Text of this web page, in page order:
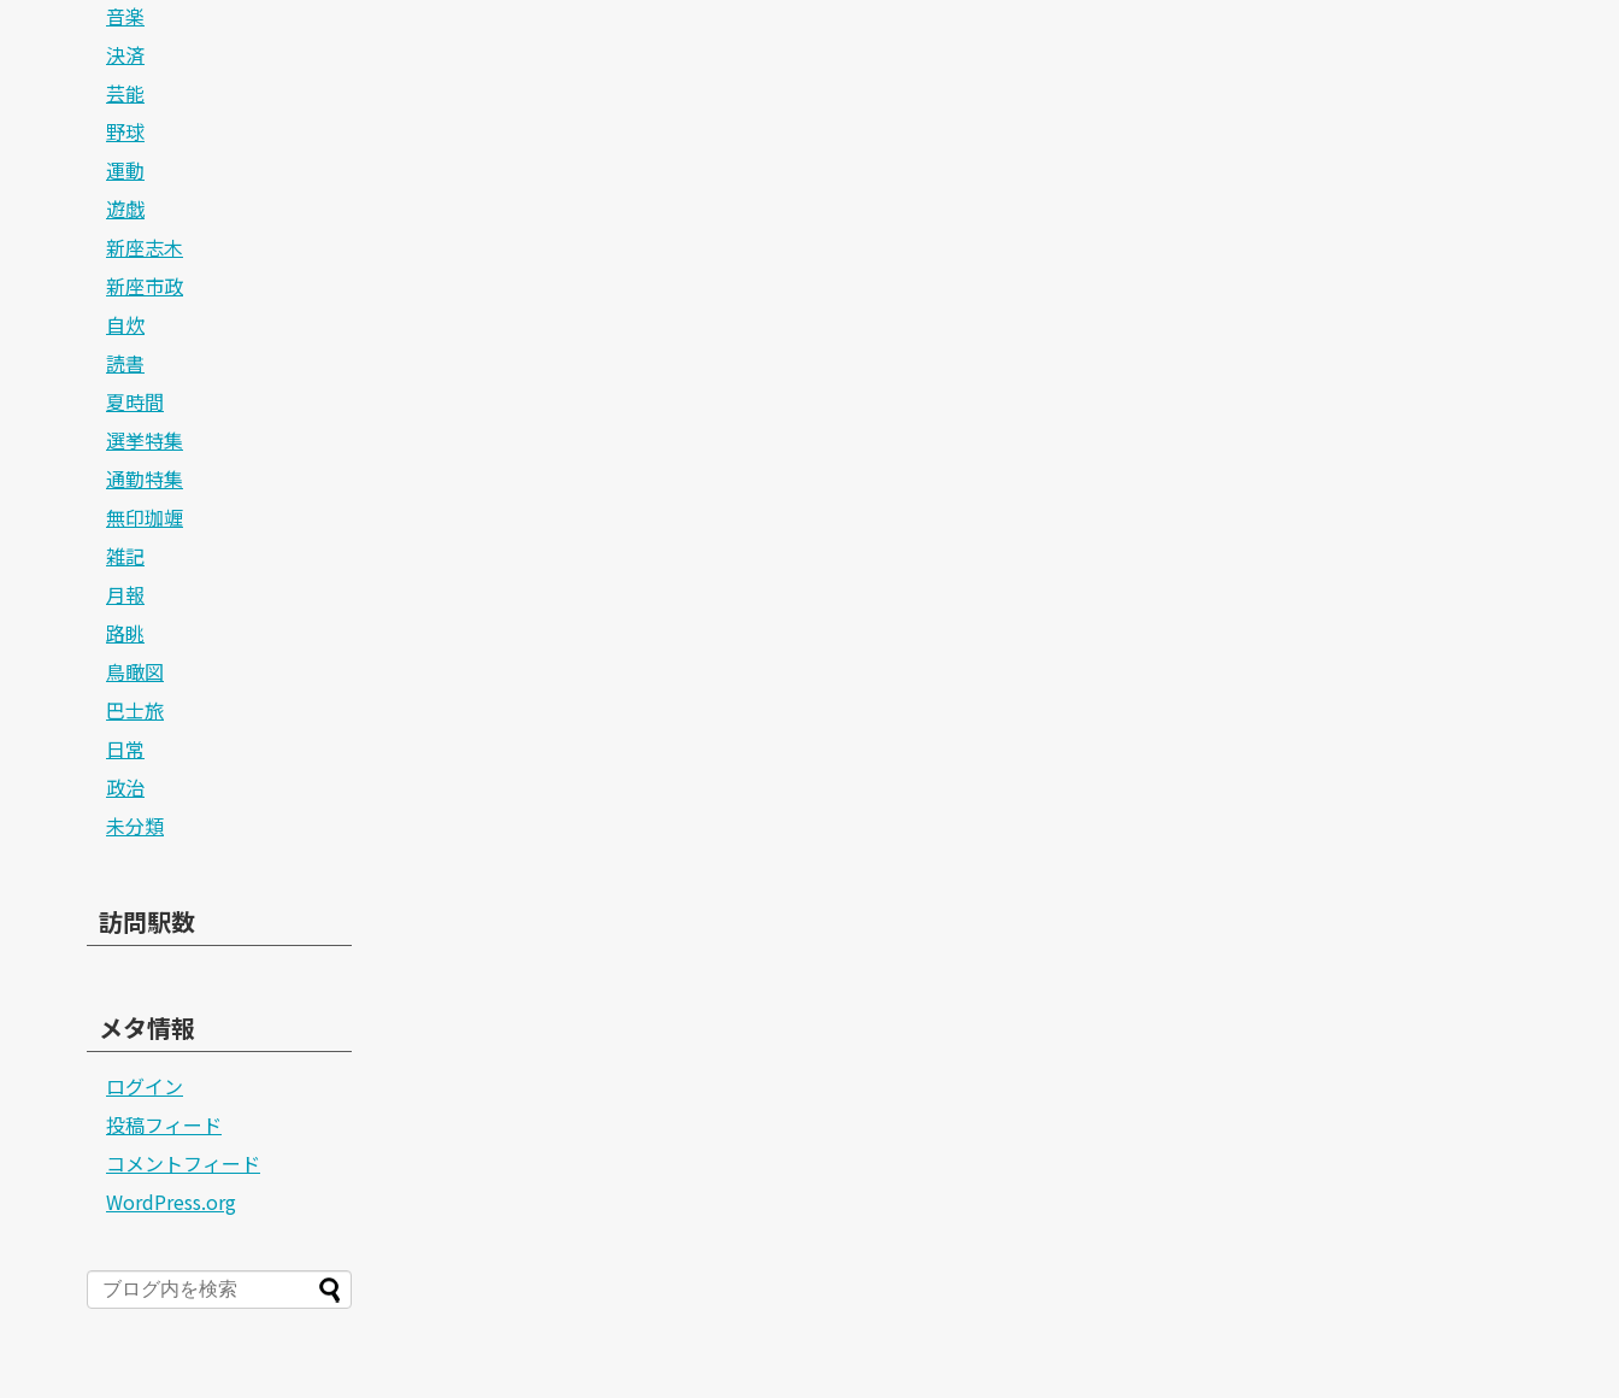
音楽
決済
芸能
野球
運動
遊戯
新座志木
新座市政
自炊
読書
夏時間
選挙特集
通勤特集
無印珈竰
雑記
月報
路眺
鳥瞰図
巴士旅
日常
政治
未分類
訪問駅数
メタ情報
ログイン
投稿フィード
コメントフィード
WordPress.org